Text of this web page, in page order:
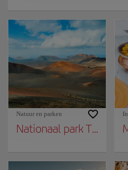
Natuur en parken
Nationaal park